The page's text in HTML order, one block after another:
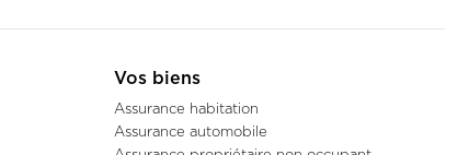
Vos biens
Assurance habitation
Assurance automobile